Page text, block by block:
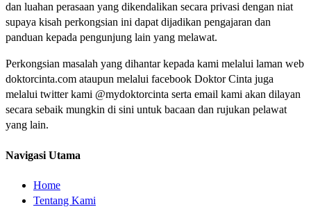
dan luahan perasaan yang dikendalikan secara privasi dengan niat
supaya kisah perkongsian ini dapat dijadikan pengajaran dan
panduan kepada pengunjung lain yang melawat.
Perkongsian masalah yang dihantar kepada kami melalui laman web
doktorcinta.com ataupun melalui facebook Doktor Cinta juga
melalui twitter kami @mydoktorcinta serta email kami akan dilayan
secara sebaik mungkin di sini untuk bacaan dan rujukan pelawat
yang lain.
Navigasi Utama
Home
Tentang Kami